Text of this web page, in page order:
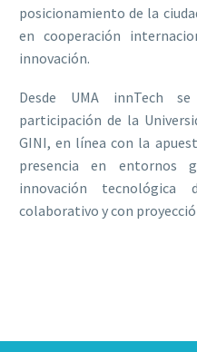
posicionamiento de la
en cooperación
innovación.
Desde UMA innTech
participación de la
GINI, en línea con la
presencia en entornos
innovación tecnológica
colaborativo y con